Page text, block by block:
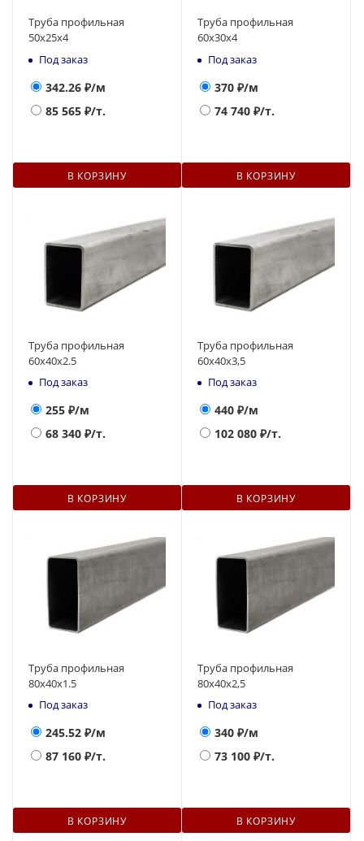
Труба профильная
50х25х4
Под заказ
342.26 ₽/м
85 565 ₽/т.
В КОРЗИНУ
Труба профильная
60х30х4
Под заказ
370 ₽/м
74 740 ₽/т.
В КОРЗИНУ
Труба профильная
60х40х2.5
Под заказ
255 ₽/м
68 340 ₽/т.
В КОРЗИНУ
Труба профильная
60х40х3,5
Под заказ
440 ₽/м
102 080 ₽/т.
В КОРЗИНУ
Труба профильная
80х40х1.5
Под заказ
245.52 ₽/м
87 160 ₽/т.
В КОРЗИНУ
Труба профильная
80х40х2,5
Под заказ
340 ₽/м
73 100 ₽/т.
В КОРЗИНУ